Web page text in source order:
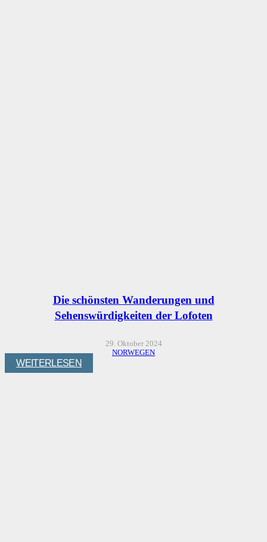
Die schönsten Wanderungen und
Sehenswürdigkeiten der Lofoten
29. Oktober 2024
NORWEGEN
WEITERLESEN